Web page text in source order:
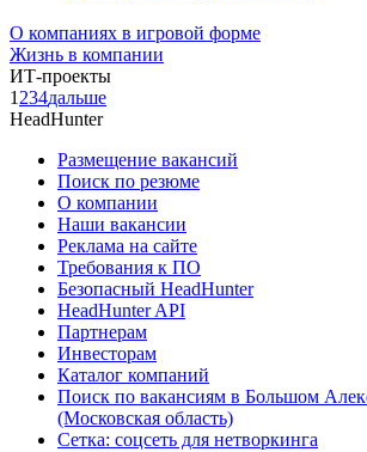
О компаниях в игровой форме
Жизнь в компании
ИТ-проекты
1 234дальше
HeadHunter
Размещение вакансий
Поиск по резюме
О компании
Наши вакансии
Реклама на сайте
Требования к ПО
Безопасный HeadHunter
HeadHunter API
Партнерам
Инвесторам
Каталог компаний
Поиск по вакансиям в Большом
(Московская область)
Сетка: соцсеть для нетворкинга